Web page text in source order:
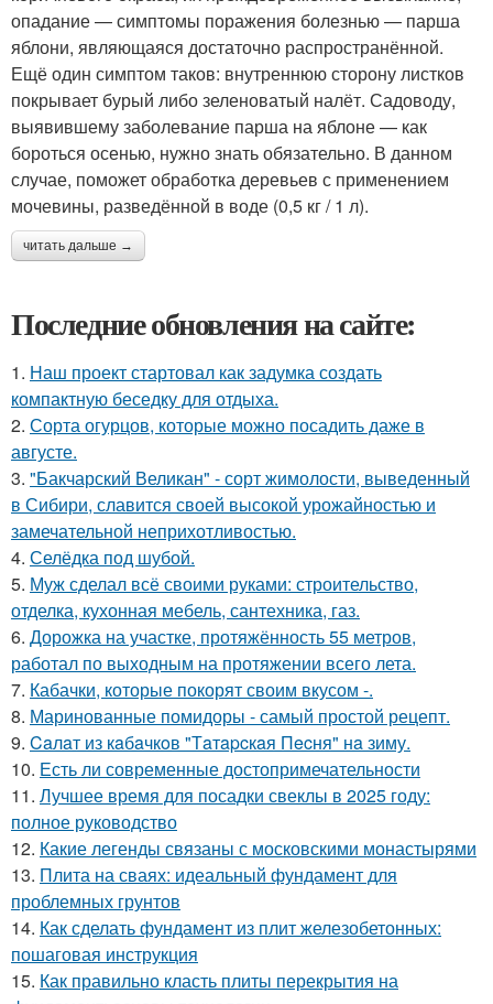
опадание — симптомы поражения болезнью — парша
яблони, являющаяся достаточно распространённой.
Ещё один симптом таков: внутреннюю сторону листков
покрывает бурый либо зеленоватый налёт. Садоводу,
выявившему заболевание парша на яблоне — как
бороться осенью, нужно знать обязательно. В данном
случае, поможет обработка деревьев с применением
мочевины, разведённой в воде (0,5 кг / 1 л).
читать дальше →
Последние обновления на сайте:
1. Наш проект стартовал как задумка создать
компактную беседку для отдыха.
2. Сорта огурцов, которые можно посадить даже в
августе.
3. "Бакчарский Великан" - сорт жимолости, выведенный
в Сибири, славится своей высокой урожайностью и
замечательной неприхотливостью.
4. Селёдка под шубой.
5. Муж сделал всё своими руками: строительство,
отделка, кухонная мебель, сантехника, газ.
6. Дорожка на участке, протяжённость 55 метров,
работал по выходным на протяжении всего лета.
7. Кабачки, которые покорят своим вкусом -.
8. Маринованные помидоры - самый простой рецепт.
9. Caлaт из кaбaчкoв "Тaтapcкaя Пecня" нa зиму.
10. Есть ли современные достопримечательности
11. Лучшее время для посадки свеклы в 2025 году:
полное руководство
12. Какие легенды связаны с московскими монастырями
13. Плита на сваях: идеальный фундамент для
проблемных грунтов
14. Как сделать фундамент из плит железобетонных:
пошаговая инструкция
15. Как правильно класть плиты перекрытия на